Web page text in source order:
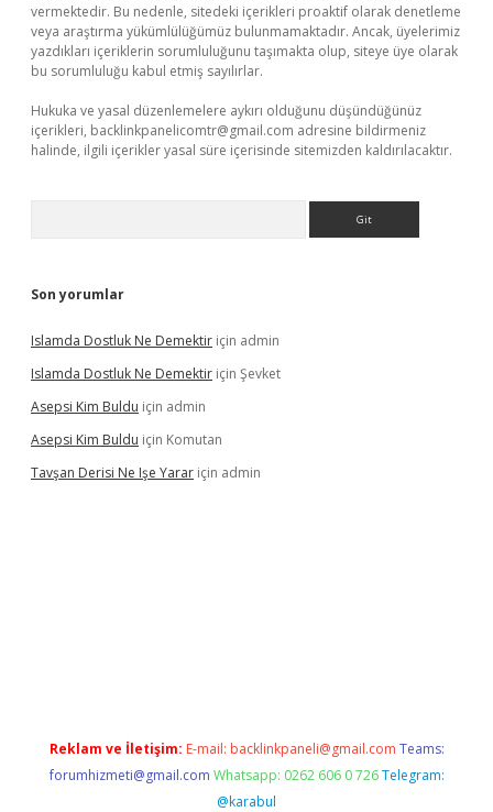
vermektedir. Bu nedenle, sitedeki içerikleri proaktif olarak denetleme
veya araştırma yükümlülüğümüz bulunmamaktadır. Ancak, üyelerimiz
yazdıkları içeriklerin sorumluluğunu taşımakta olup, siteye üye olarak
bu sorumluluğu kabul etmiş sayılırlar.
Hukuka ve yasal düzenlemelere aykırı olduğunu düşündüğünüz
içerikleri, backlinkpanelicomtr@gmail.com adresine bildirmeniz
halinde, ilgili içerikler yasal süre içerisinde sitemizden kaldırılacaktır.
Son yorumlar
Islamda Dostluk Ne Demektir için admin
Islamda Dostluk Ne Demektir için Şevket
Asepsi Kim Buldu için admin
Asepsi Kim Buldu için Komutan
Tavşan Derisi Ne Işe Yarar için admin
Reklam ve İletişim: E-mail: backlinkpaneli@gmail.com Teams:
forumhizmeti@gmail.com Whatsapp: 0262 606 0 726 Telegram:
@karabul